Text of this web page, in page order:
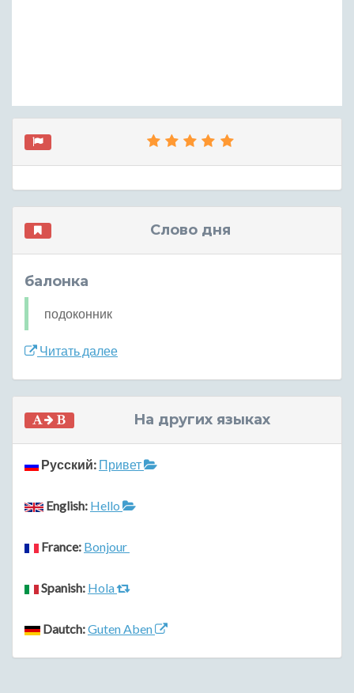
Слово дня
балонка
подоконник
Читать далее
На других языках
Русский: Привет
English: Hello
France: Bonjour
Spanish: Hola
Dautch:Guten Aben